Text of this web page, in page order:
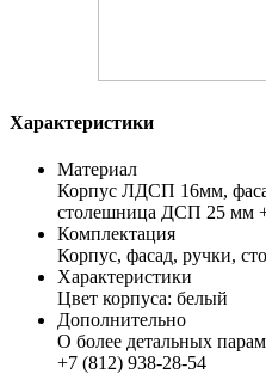
Характеристики
Материал
Корпус ЛДСП 16мм,
столешница ДСП 25 мм
Комплектация
Корпус, фасад, ручки,
Характеристики
Цвет корпуса: белый
Дополнительно
О более детальных
+7 (812) 938-28-54